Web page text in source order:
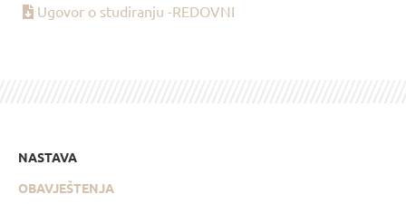
Ugovor o studiranju -REDOVNI
NASTAVA
OBAVJEŠTENJA